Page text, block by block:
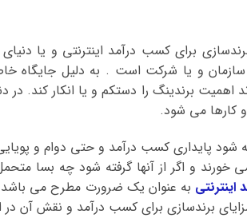
برای کسب درآمد اینترنتی و یا
و یا شرکت است . به دلیل جایگاه
اهمیت برندینگ را دستکم و یا انکار کند. در
کارها می شود.
شود پایداری کسب درآمد و حتی دوام و
می خورند و اگر از آنها گرفته شود چه بسا
به عنوان یک ضرورت مطرح می
برندسازی برای کسب درآمد و نقش آن در